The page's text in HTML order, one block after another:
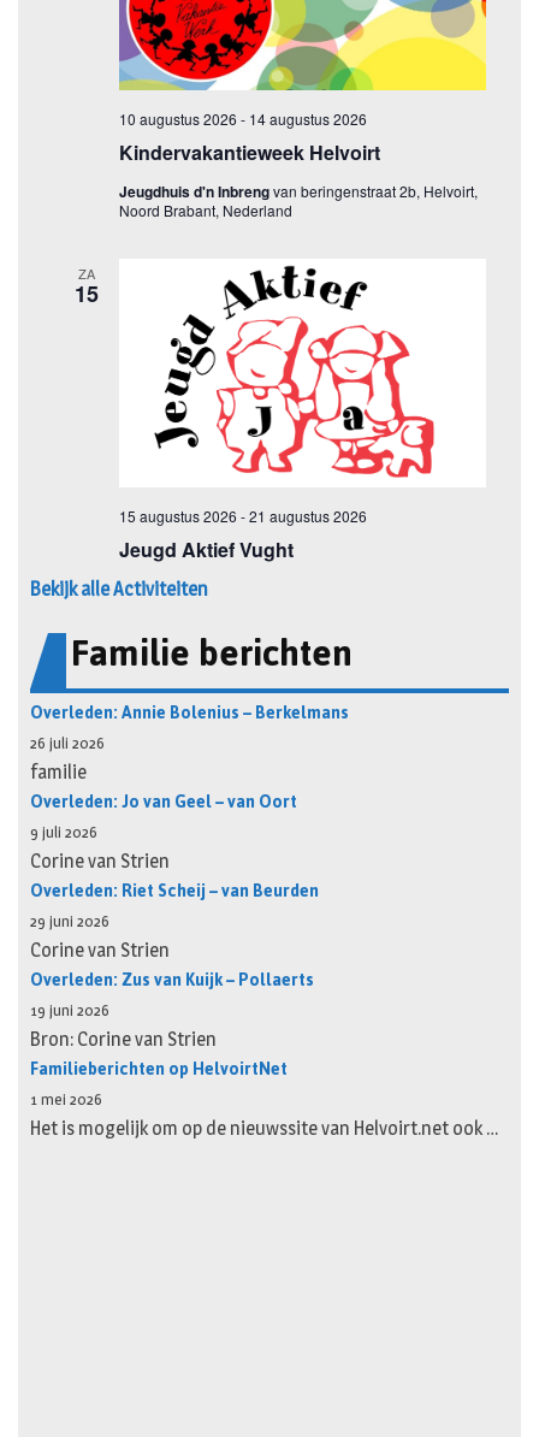
Bekijk alle Activiteiten
Familie berichten
Overleden: Annie Bolenius – Berkelmans
26 juli 2026
familie
Overleden: Jo van Geel – van Oort
9 juli 2026
Corine van Strien
Overleden: Riet Scheij – van Beurden
29 juni 2026
Corine van Strien
Overleden: Zus van Kuijk – Pollaerts
19 juni 2026
Bron: Corine van Strien
Familieberichten op HelvoirtNet
1 mei 2026
Het is mogelijk om op de nieuwssite van Helvoirt.net ook …